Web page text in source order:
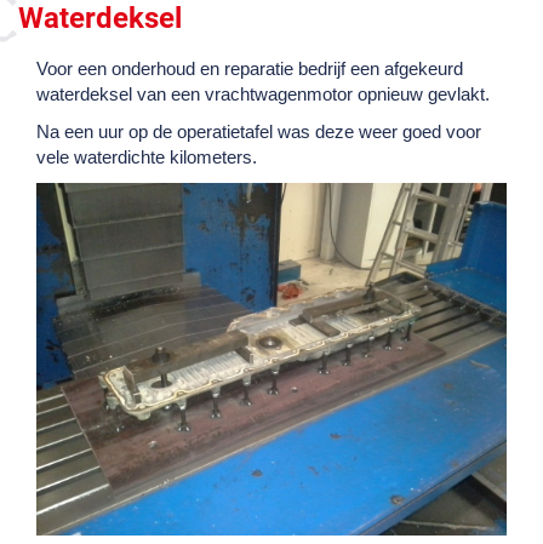
Waterdeksel
Voor een onderhoud en reparatie bedrijf een afgekeurd
waterdeksel van een vrachtwagenmotor opnieuw gevlakt.
Na een uur op de operatietafel was deze weer goed voor
vele waterdichte kilometers.